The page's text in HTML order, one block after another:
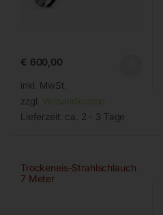
€ 600,00
inkl. MwSt.
zzgl. Versandkosten
Lieferzeit: ca. 2 - 3 Tage
Trockeneis-Strahlschlauch
7 Meter